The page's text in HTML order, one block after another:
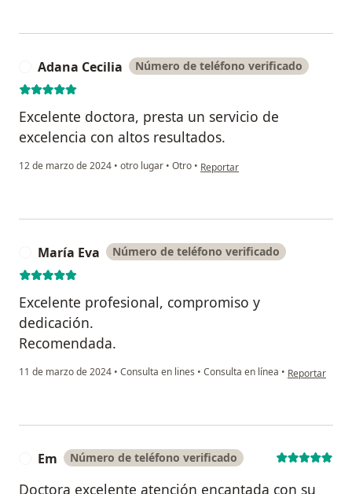
Adana Cecilia Número de teléfono verificado
Excelente doctora, presta un servicio de
excelencia con altos resultados.
12 de marzo de 2024 • otro lugar • Otro • en opinión del usuario Adana
Reportar
María Eva Número de teléfono verificado
Excelente profesional, compromiso y
dedicación.
Recomendada.
11 de marzo de 2024 • Consulta en lines • Consulta en línea • en opinión
Reportar
Em Número de teléfono verificado
Doctora excelente atención encantada con su